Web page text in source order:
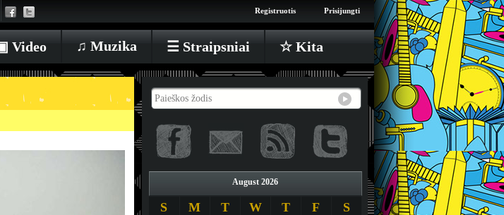
Prisijungti
Registruotis
Video ♫ Muzika ☰ Straipsniai ☆ Kita
August 2026
S M T W T F
S